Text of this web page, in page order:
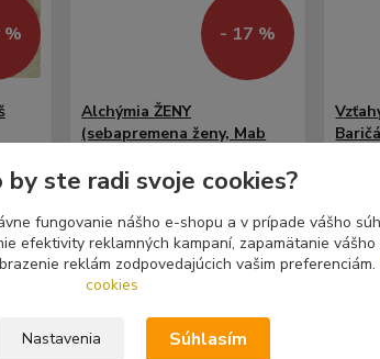
% - 17 %
Alchýmia ŽENY
(sebapremena ženy, Mab
18,00 €
14,28 €bez DPH
1 ks
by ste radi svoje cookies?
fungovanie nášho e-shopu a v prípade vášho
efektivity reklamných kampaní, zapamätanie
reklám zodpovedajúcich vašim preferenciám.
cookies
Nastavenia Súhlasím